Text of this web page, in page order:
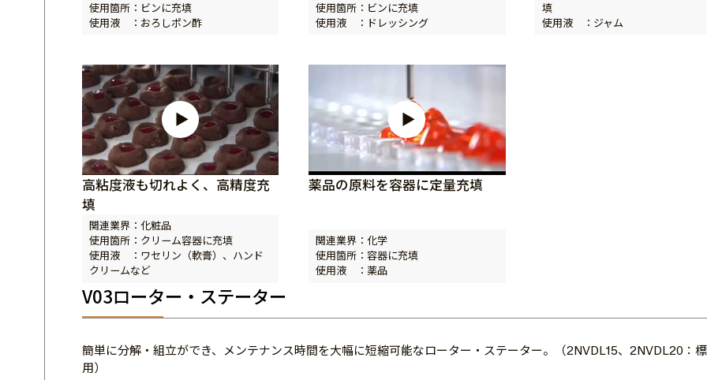
使用箇所：ビンに充填
使用液 ：おろしポン酢
使用箇所：ビンに充填
使用液 ：ドレッシング
填
使用液 ：ジャム
高粘度液も切れよく、高精度充
填
関連業界：化粧品
使用箇所：クリーム容器に充填
使用液 ：ワセリン（軟膏）、ハンド
クリームなど
薬品の原料を容器に定量充填
関連業界：化学
使用箇所：容器に充填
使用液 ：薬品
V03ローター・ステーター
簡単に分解・組立ができ、メンテナンス時間を大幅に短縮可能なローター・ステーター。（2NVDL15、2NVDL20：
用）